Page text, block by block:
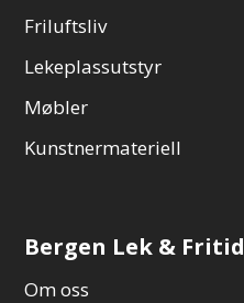
Friluftsliv
Lekeplassutstyr
Møbler
Kunstnermateriell
Bergen Lek & Fritid
Om oss